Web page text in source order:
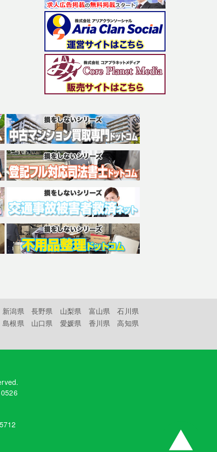
新潟県 長野県 山梨県 富山県
石川県
島根県 山口県 愛媛県 香川県
高知県